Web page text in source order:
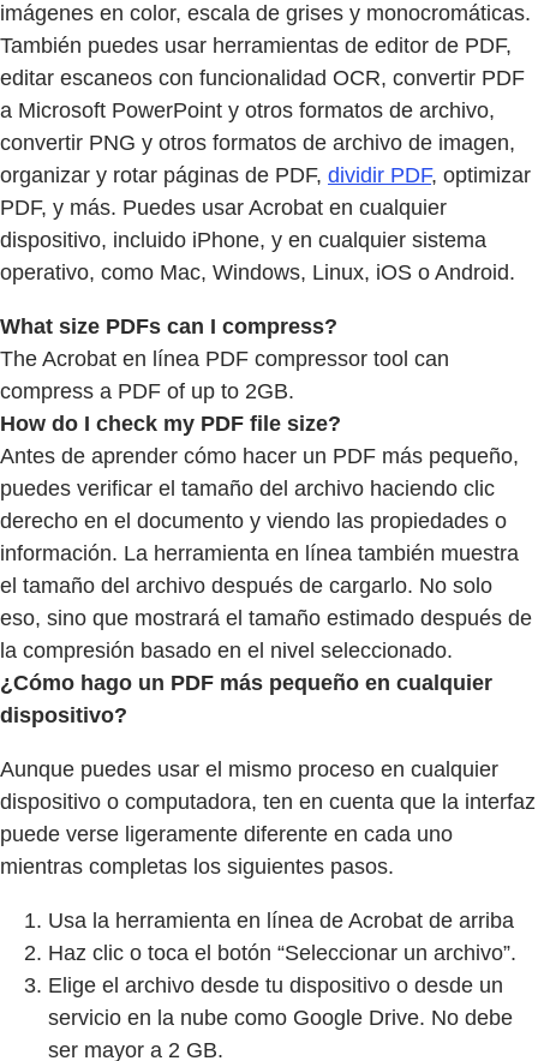
imágenes en color, escala de grises y monocromáticas.
También puedes usar herramientas de editor de PDF,
editar escaneos con funcionalidad OCR, convertir PDF
a Microsoft PowerPoint y otros formatos de archivo,
convertir PNG y otros formatos de archivo de imagen,
organizar y rotar páginas de PDF, dividir PDF, optimizar
PDF, y más. Puedes usar Acrobat en cualquier
dispositivo, incluido iPhone, y en cualquier sistema
operativo, como Mac, Windows, Linux, iOS o Android.
What size PDFs can I compress?
The Acrobat en línea PDF compressor tool can
compress a PDF of up to 2GB.
How do I check my PDF file size?
Antes de aprender cómo hacer un PDF más pequeño,
puedes verificar el tamaño del archivo haciendo clic
derecho en el documento y viendo las propiedades o
información. La herramienta en línea también muestra
el tamaño del archivo después de cargarlo. No solo
eso, sino que mostrará el tamaño estimado después de
la compresión basado en el nivel seleccionado.
¿Cómo hago un PDF más pequeño en cualquier
dispositivo?
Aunque puedes usar el mismo proceso en cualquier
dispositivo o computadora, ten en cuenta que la interfaz
puede verse ligeramente diferente en cada uno
mientras completas los siguientes pasos.
Usa la herramienta en línea de Acrobat de arriba
Haz clic o toca el botón “Seleccionar un archivo”.
Elige el archivo desde tu dispositivo o desde un
servicio en la nube como Google Drive. No debe
ser mayor a 2 GB.